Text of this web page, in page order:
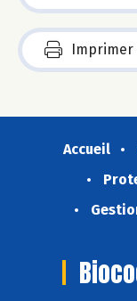
Imprimer
Accueil